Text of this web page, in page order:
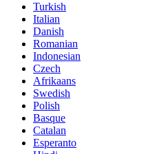
Turkish
Italian
Danish
Romanian
Indonesian
Czech
Afrikaans
Swedish
Polish
Basque
Catalan
Esperanto